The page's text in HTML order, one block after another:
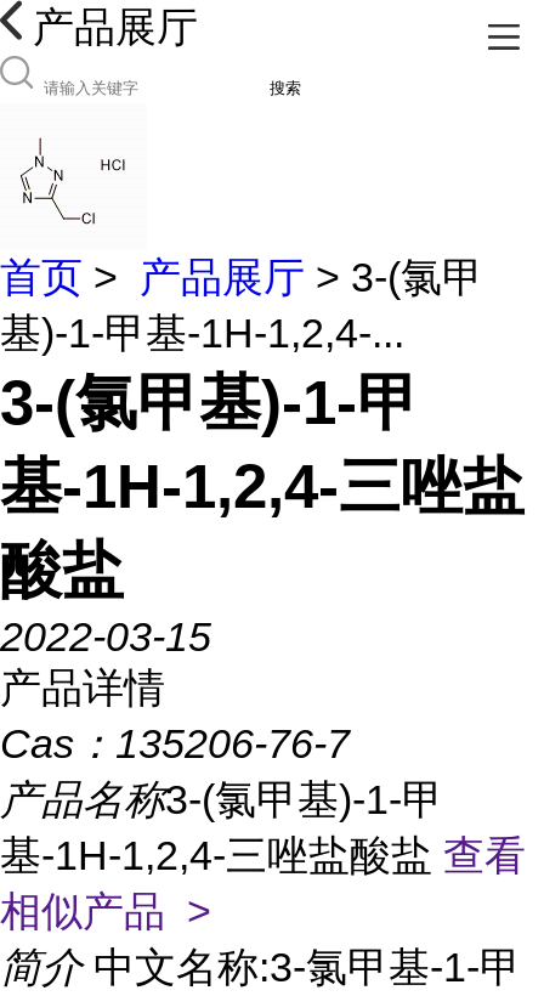
产品展厅
搜索
首页 > 产品展厅 > 3-(氯甲
基)-1-甲基-1H-1,2,4-...
3-(氯甲基)-1-甲
基-1H-1,2,4-三唑盐
酸盐
2022-03-15
产品详情
Cas： 135206-76-7
产品名称3-(氯甲基)-1-甲
基-1H-1,2,4-三唑盐酸盐 查看
相似产品 >
简介 中文名称:3-氯甲基-1-甲